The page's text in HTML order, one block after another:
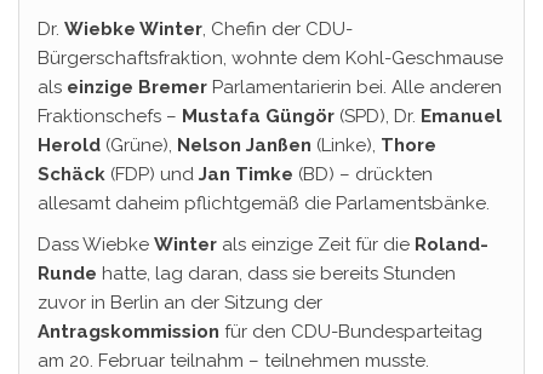
Dr. Wiebke Winter, Chefin der CDU-
Bürgerschaftsfraktion, wohnte dem Kohl-Geschmause
als einzige Bremer Parlamentarierin bei. Alle anderen
Fraktionschefs – Mustafa Güngör (SPD), Dr. Emanuel
Herold (Grüne), Nelson Janßen (Linke), Thore
Schäck (FDP) und Jan Timke (BD) – drückten
allesamt daheim pflichtgemäß die Parlamentsbänke.
Dass Wiebke Winter als einzige Zeit für die Roland-
Runde hatte, lag daran, dass sie bereits Stunden
zuvor in Berlin an der Sitzung der
Antragskommission für den CDU-Bundesparteitag
am 20. Februar teilnahm – teilnehmen musste.